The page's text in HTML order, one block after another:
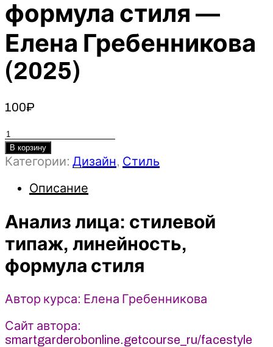
формула стиля —
Елена Гребенникова
(2025)
100₽
Количество
товара
Анализ
стилевой
линейность,
стиля
-
Елена
Гребенникова
(2025)
В корзину
Категории: Дизайн, Стиль
Описание
Анализ лица: стилевой
типаж, линейность,
формула стиля
Автор курса: Елена Гребенникова
Сайт автора:
smartgarderobonline.getcourse_ru/facestyle